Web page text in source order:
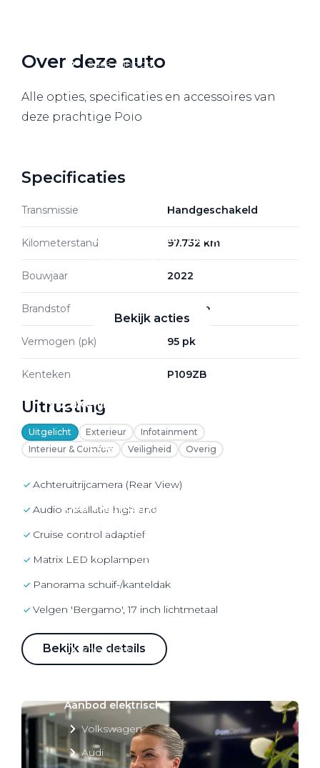
Lease aanbod
Berijdersinfo
Zakelijke Lease acties
Profiteer van zakelijk
Bekijk acties
Zakelijk
Terug
Over elektrisch rijden
Over elektrisch rijden
Bijtelling en belastingvoordelen
Onderhoud en kosten
Voordelen
Aanbod elektrisch
Volkswagen
Audi
Over deze auto
Alle opties, specificaties en accessoires van
deze prachtige Polo
Specificaties
Transmissie Handgeschakeld
Kilometerstand 97.732 km
Bouwjaar 2022
Brandstof Benzine
Vermogen (pk) 95 pk
Kenteken P109ZB
Uitrusting
Uitgelicht Exterieur
Infotainment
Interieur & Comfort
Veiligheid Overig
Achteruitrijcamera (Rear View)
audio installatie high end
cruise control adaptief
matrix LED koplampen
Panorama schuif-/kanteldak
Velgen 'Bergamo', 17 inch lichtmetaal
Bekijk alle details